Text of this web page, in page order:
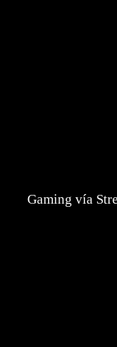
Gaming vía